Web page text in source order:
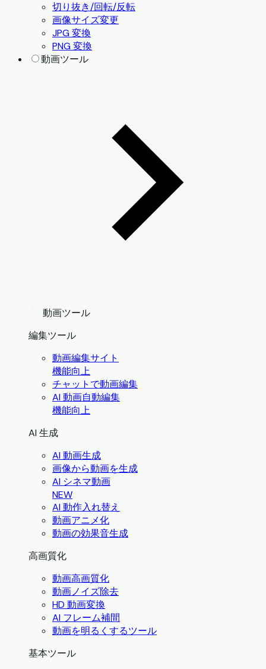
切り抜き/回転/反転
画像サイズ変更
JPG 変換
PNG 変換
動画ツール
動画ツール
編集ツール
動画編集サイト
機能向上
チャットで動画編集
AI 動画自動編集
機能向上
AI 生成
AI 動画生成
画像から動画を生成
AI シネマ動画
NEW
AI 動作入れ替え
動画アニメ化
動画の効果音生成
高画質化
動画高画質化
動画ノイズ除去
HD 動画変換
AI フレーム補間
動画を明るくするツール
基本ツール